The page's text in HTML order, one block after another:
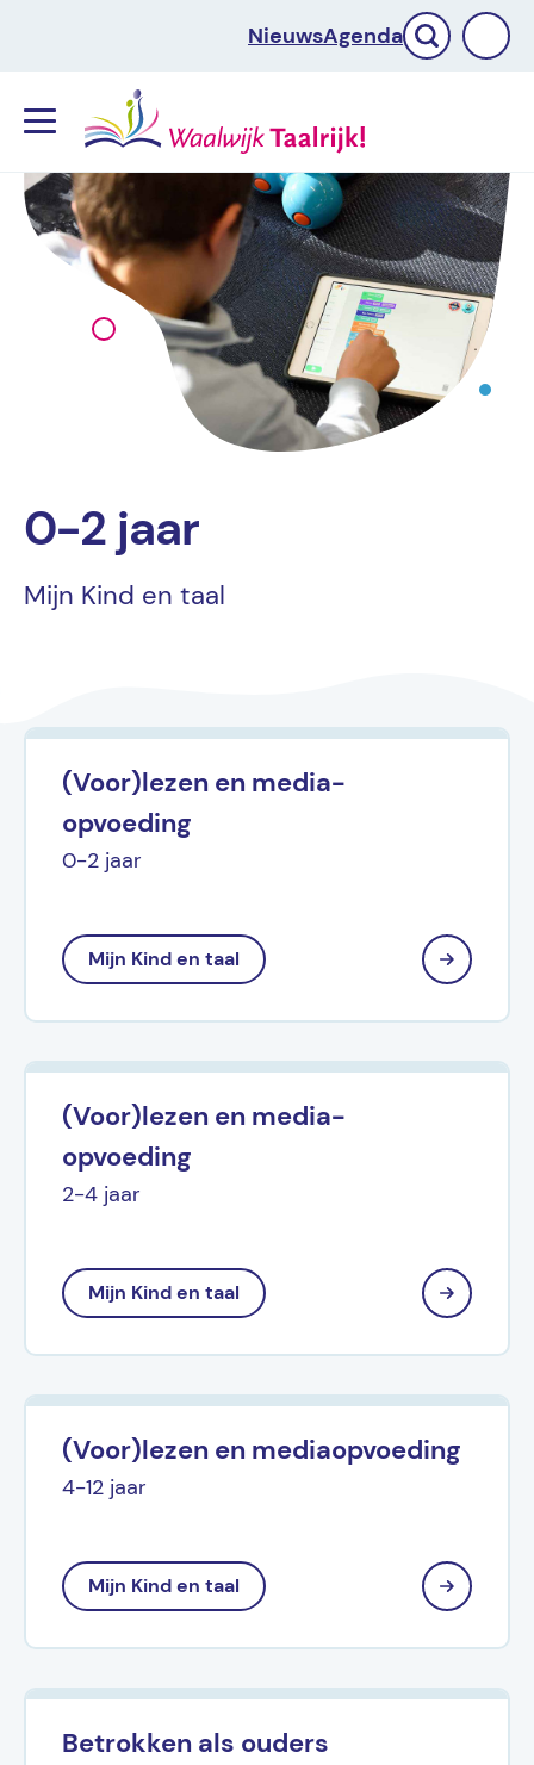
NieuwsAgenda
Menu
0-2 jaar
Mijn Kind en taal
(Voor)lezen en media-
opvoeding
0-2 jaar
Mijn Kind en taal
(Voor)lezen en media-
opvoeding
2-4 jaar
Mijn Kind en taal
(Voor)lezen en mediaopvoeding
4-12 jaar
Mijn Kind en taal
Betrokken als ouders